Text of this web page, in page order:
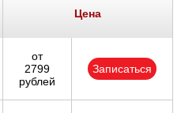
Цена
от
2799
рублей
Записаться